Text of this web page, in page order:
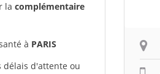
la complémentaire
à PARIS
délais d'attente ou